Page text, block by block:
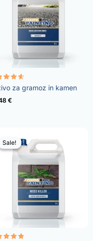
za gramoz in kamen
€
Sale!
Sale!